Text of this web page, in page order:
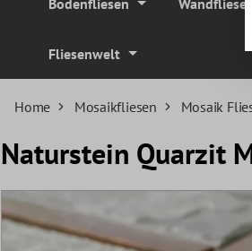
Fliesenwelt
Home Mosaikfliesen Mosaik
Naturstein Quarzit